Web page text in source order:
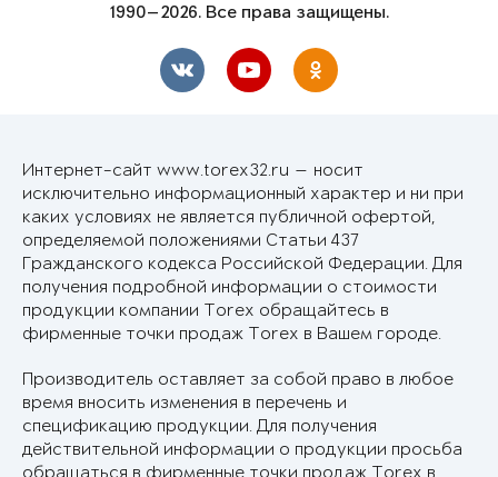
1990—2026. Все права защищены.
Интернет-сайт www.torex32.ru — носит
исключительно информационный характер и ни при
каких условиях не является публичной офертой,
определяемой положениями Статьи 437
Гражданского кодекса Российской Федерации. Для
получения подробной информации о стоимости
продукции компании Torex обращайтесь в
фирменные точки продаж Torex в Вашем городе.
Производитель оставляет за собой право в любое
время вносить изменения в перечень и
спецификацию продукции. Для получения
действительной информации о продукции просьба
обращаться в фирменные точки продаж Torex в